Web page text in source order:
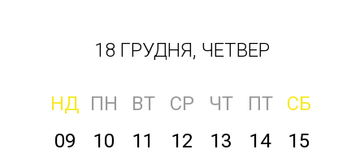
18 ГРУДНЯ, ЧЕТВЕР
НД ПН ВТ СР ЧТ ПТ
СБ
09
10 11 12 13 14 15